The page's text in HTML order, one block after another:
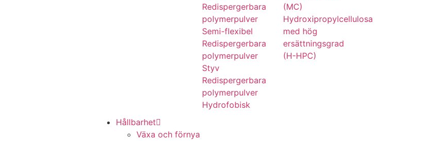
Redispergerbara
polymerpulver
Semi-flexibel
Redispergerbara
polymerpulver
Styv
Redispergerbara
polymerpulver
Hydrofobisk
(MC)
Hydroxipropylcellulosa
med hög
ersättningsgrad
(H-HPC)
Hållbarhet
Växa och förnya